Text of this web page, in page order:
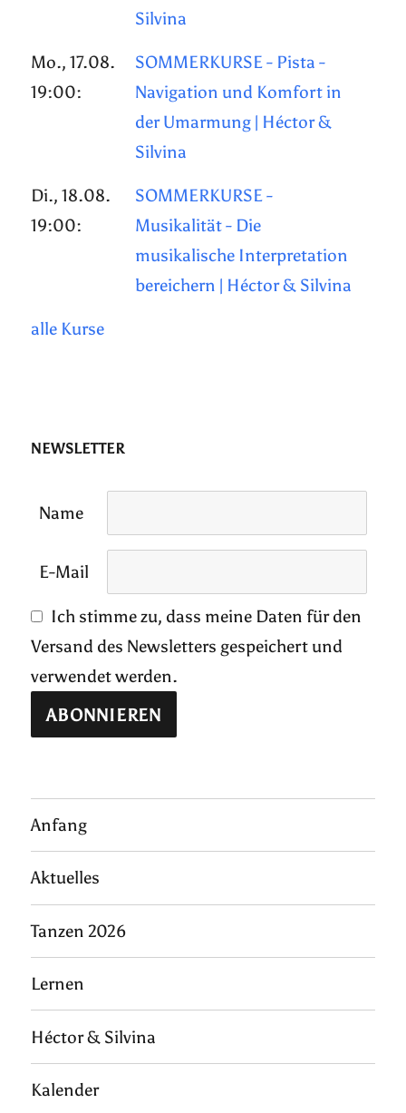
Silvina
Mo., 17.08.
19:00:
SOMMERKURSE - Pista -
Navigation und Komfort in
der Umarmung | Héctor &
Silvina
Di., 18.08.
19:00:
SOMMERKURSE -
Musikalität - Die
musikalische Interpretation
bereichern | Héctor & Silvina
alle Kurse
NEWSLETTER
Name
E-Mail
Ich stimme zu, dass meine Daten für den
Versand des Newsletters gespeichert und
verwendet werden.
Anfang
Aktuelles
Tanzen 2026
Lernen
Héctor & Silvina
Kalender